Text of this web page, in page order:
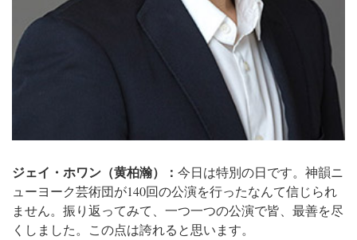
ジェイ・ホワン（黄柏瀚）： 今日は特別の日です。神韻ニ
ューヨーク芸術団が140回の公演を行ったなんて信じられ
ません。振り返ってみて、一つ一つの公演で皆、最善を尽
くしました。この点は誇れると思います。